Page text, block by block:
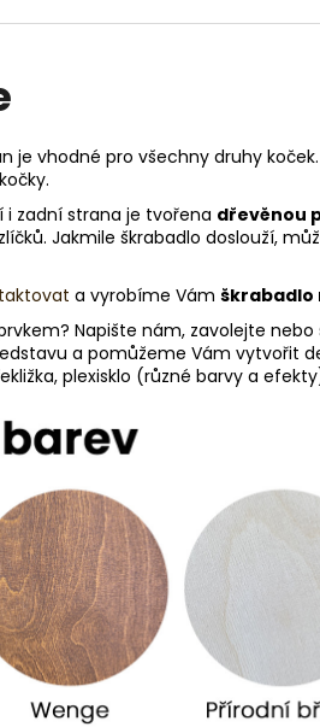
vhodné pro všechny druhy
i zadní strana je tvořena dřevěnou
Jakmile škrabadlo doslouží,
a vyrobíme Vám škrabadlo
Napište nám, zavolejte
a pomůžeme Vám vytvořit
plexisklo (různé barvy a